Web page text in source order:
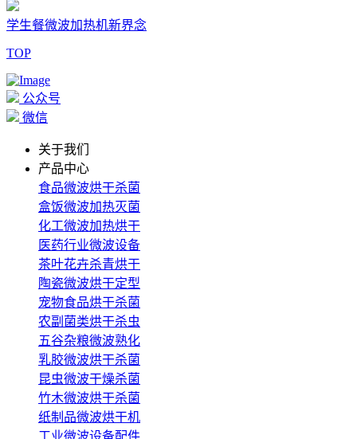
学生餐微波加热机新界念
TOP
公众号
微信
关于我们
产品中心
食品微波烘干杀菌
盒饭微波加热灭菌
化工微波加热烘干
医药行业微波设备
茶叶花卉杀青烘干
陶瓷微波烘干定型
宠物食品烘干杀菌
农副菌类烘干杀虫
五谷杂粮微波熟化
乳胶微波烘干杀菌
昆虫微波干燥杀菌
竹木微波烘干杀菌
纸制品微波烘干机